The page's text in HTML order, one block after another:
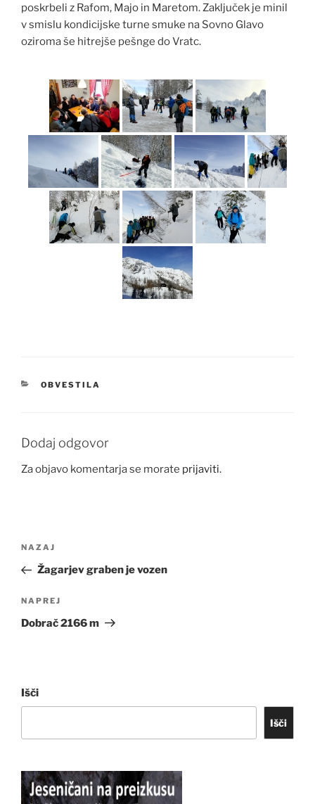
poskrbeli z Rafom, Majo in Maretom. Zaključek je minil
v smislu kondicijske turne smuke na Sovno Glavo
oziroma še hitrejše pešnge do Vratc.
KATEGORIJE
OBVESTILA
Dodaj odgovor
Za objavo komentarja se morate prijaviti.
prispevka
Prejšnji
prispevek
NAZAJ
Žagarjev graben je vozen
Naslednji
prispevek
NAPREJ
Dobrač 2166 m
Išči
Išči